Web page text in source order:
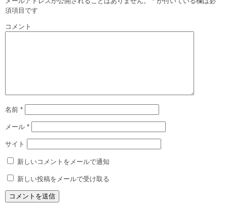
須項目です
コメント
名前 *
メール *
サイト
新しいコメントをメールで通知
新しい投稿をメールで受け取る